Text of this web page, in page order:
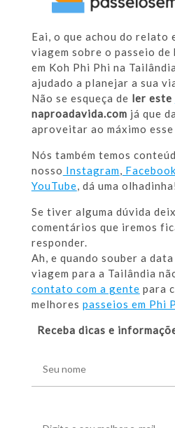
Eai, o que achou do relato
viagem sobre o passeio
em Koh Phi Phi na
ajudado a planejar a sua
Não se esqueça de ler este
naproadavida.com já que
aproveitar ao máximo
Nós também temos
nosso Instagram, Facebook
YouTube, dá uma
Se tiver alguma dúvida
comentários que iremos
responder.
Ah, e quando souber a
viagem para a Tailândia
contato com a gente para
melhores passeios em Phi
Receba dicas e